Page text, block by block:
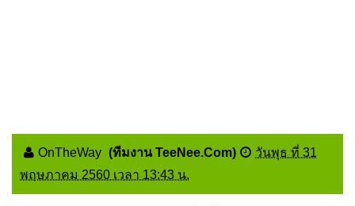
OnTheWay (ทีมงาน TeeNee.Com)
วันพุธ ที่ 31
พฤษภาคม 2560 เวลา 13:43 น.